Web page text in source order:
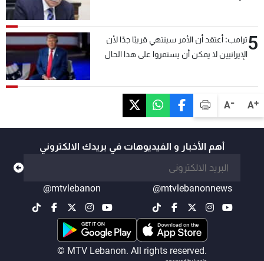
A+
A-
5ترامب: أعتقد أن الأمر سينتهي قريبًا جدًا لأن
الإيرانيين لا يمكن أن يستمروا على هذا الحال
أهم الأخبار و الفيديوهات في بريدك الالكتروني
@mtvlebanonnews
@mtvlebanon
© MTV Lebanon. All rights reserved.